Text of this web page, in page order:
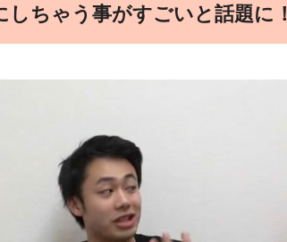
しちゃう事がすごいと話題に！